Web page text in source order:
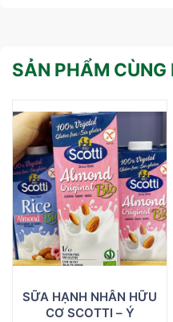
SẢN PHẨM CÙNG
SỮA HẠNH NHÂN HỮU
CƠ SCOTTI – Ý